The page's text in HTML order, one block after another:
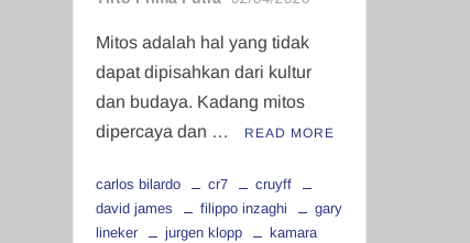
Mitos adalah hal yang tidak
dapat dipisahkan dari kultur
dan budaya. Kadang mitos
dipercaya dan …
READ MORE
carlos bilardo cr7
cruyff
david james
filippo inzaghi
gary
lineker
jurgen klopp
kamara